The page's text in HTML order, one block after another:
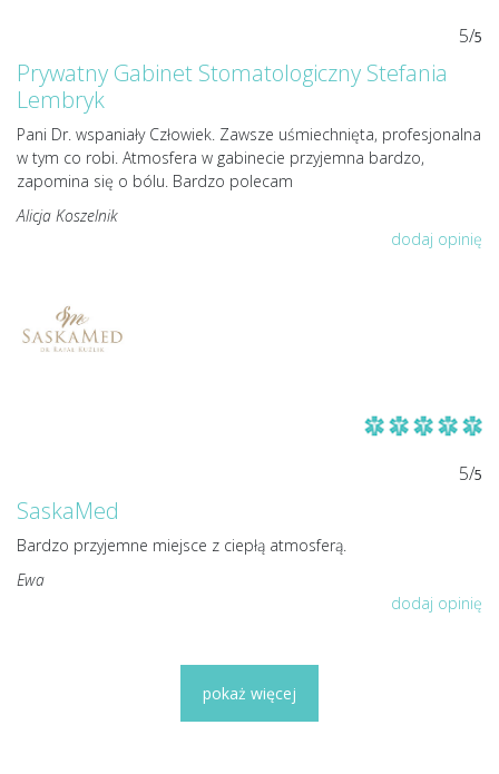
5/5
Prywatny Gabinet Stomatologiczny Stefania
Lembryk
Pani Dr. wspaniały Człowiek. Zawsze uśmiechnięta, profesjonalna
w tym co robi. Atmosfera w gabinecie przyjemna bardzo,
zapomina się o bólu. Bardzo polecam
Alicja Koszelnik
dodaj opinię
5/5
SaskaMed
Bardzo przyjemne miejsce z ciepłą atmosferą.
Ewa
dodaj opinię
pokaż więcej